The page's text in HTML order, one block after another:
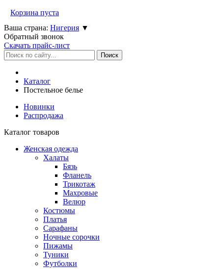
Корзина пуста
Ваша страна: Нигерия ▼
Обратный звонок
Скачать прайс-лист
Каталог
Постельное белье
Новинки
Распродажа
Каталог товаров
Женская одежда
Халаты
Бязь
Фланель
Трикотаж
Махровые
Велюр
Костюмы
Платья
Сарафаны
Ночные сорочки
Пижамы
Туники
Футболки